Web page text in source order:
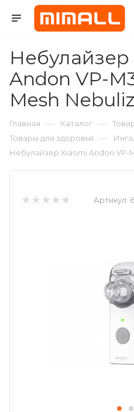
Небулайзер
Andon VP-
Mesh
Главная — Каталог —
Товары для здоровья —
Небулайзер Xiaomi Andon VP-
Артикул: